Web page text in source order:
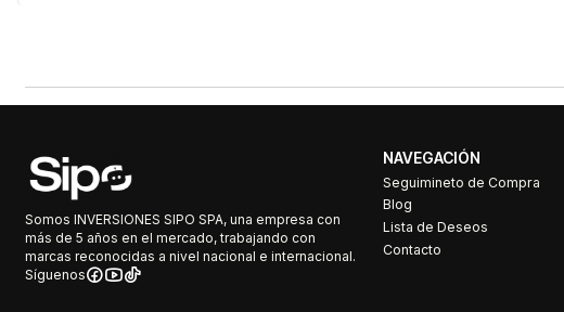
Somos INVERSIONES SIPO SPA, una empresa con
más de 5 años en el mercado, trabajando con
marcas reconocidas a nivel nacional e internacional.
Síguenos
NAVEGACIÓN
Seguimineto de Compra
Blog
Lista de Deseos
Contacto